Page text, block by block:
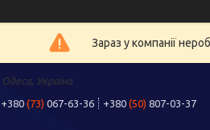
Зараз у компанії
Україна
+380 (73) 067-63-36 +380 (50) 807-03-37